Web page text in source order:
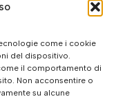
come i cookie
del dispositivo.
il comportamento di
Non acconsentire o
su alcune